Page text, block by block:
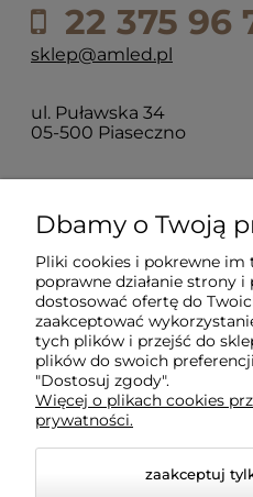
22 375 96
sklep@amled.pl
ul. Puławska 34
05-500 Piaseczno
Dla klientów
Informacje
O firmie
Dbamy o Twoją
Pliki cookies i pokrewne
poprawne działanie strony
dostosować ofertę do
zaakceptować
tych plików i przejść do
plików do swoich
"Dostosuj zgody".
Więcej o plikach cookies
prywatności.
zaakceptuj